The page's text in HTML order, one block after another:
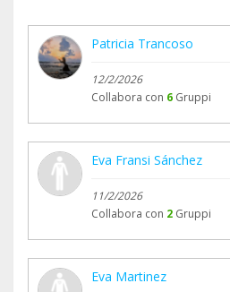
Patricia Trancoso
12/2/2026
Collabora con 6 Gruppi
Eva Fransi Sánchez
11/2/2026
Collabora con 2 Gruppi
Eva Martinez